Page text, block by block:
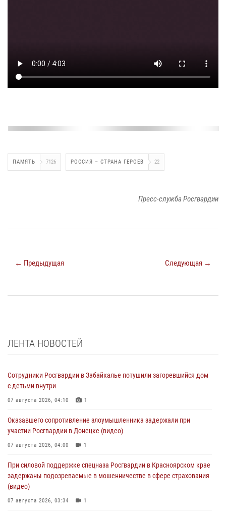
ПАМЯТЬ 7126 РОССИЯ – СТРАНА ГЕРОЕВ 22
Пресс-служба Росгвардии
← Предыдущая Следующая →
ЛЕНТА НОВОСТЕЙ
Сотрудники Росгвардии в Забайкалье потушили загоревшийся дом
с детьми внутри
07 августа 2026, 04:10 1
Оказавшего сопротивление злоумышленника задержали при
участии Росгвардии в Донецке (видео)
07 августа 2026, 04:00 1
При силовой поддержке спецназа Росгвардии в Красноярском крае
задержаны подозреваемые в мошенничестве в сфере страхования
(видео)
07 августа 2026, 03:34 1